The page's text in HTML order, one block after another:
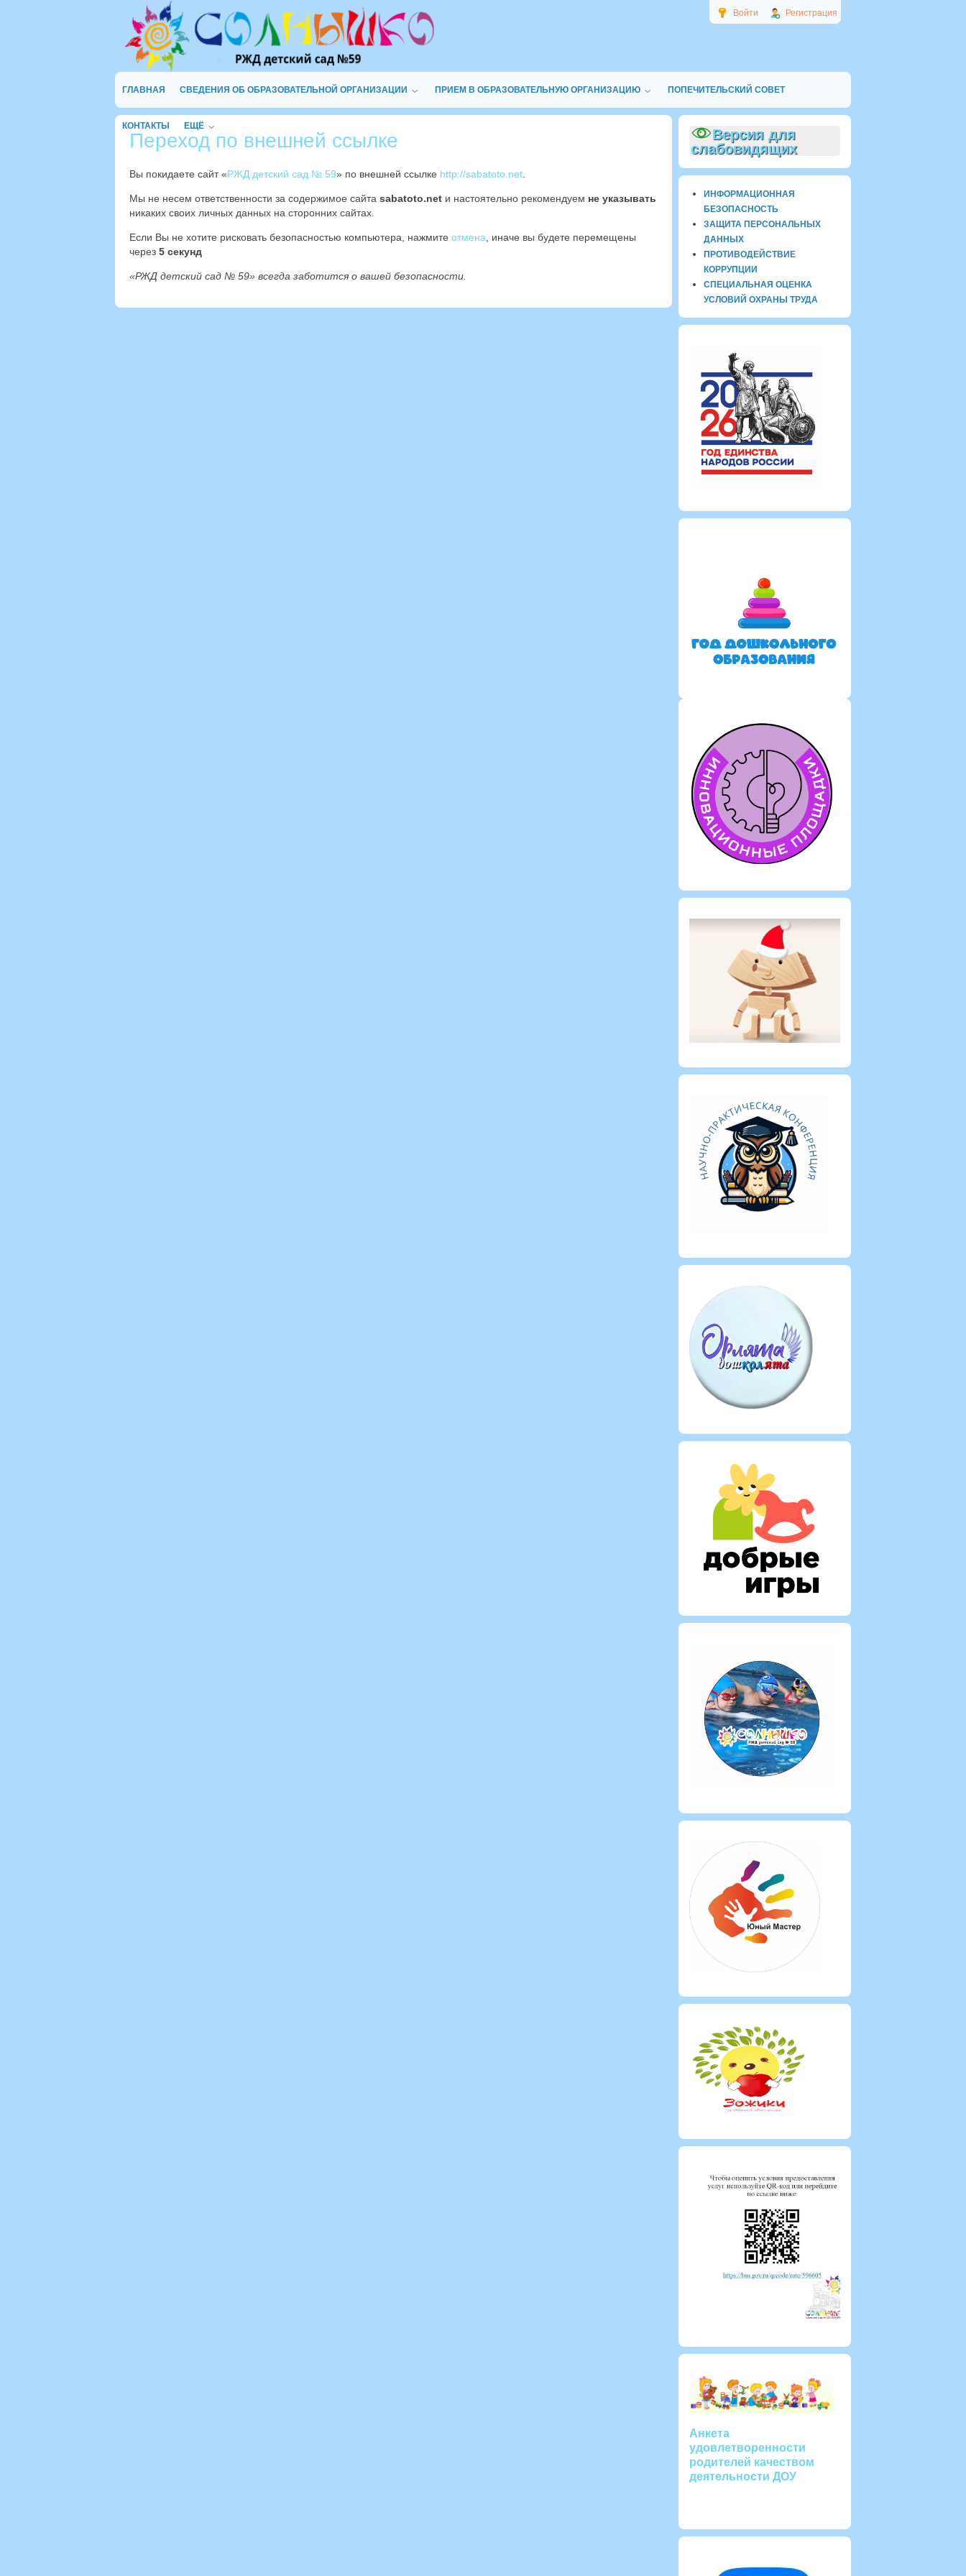
Войти Регистрация
ГЛАВНАЯ СВЕДЕНИЯ ОБ ОБРАЗОВАТЕЛЬНОЙ ОРГАНИЗАЦИИ ПРИЕМ В ОБРАЗОВАТЕЛЬНУЮ ОРГАНИЗАЦИЮ ПОПЕЧИТЕЛЬСКИЙ СОВЕТ
КОНТАКТЫ ЕЩЁ
Переход по внешней ссылке
Вы покидаете сайт «РЖД детский сад № 59» по внешней ссылке http://sabatoto.net
Мы не несем ответственности за содержимое сайта sabatoto.net и настоятельно рекомендуем не указывать
никаких своих личных данных на сторонних сайтах.
Если Вы не хотите рисковать безопасностью компьютера, нажмите отмена , иначе вы будете перемещены
через 4 секунд
«РЖД детский сад № 59» всегда заботится о вашей безопасности.
Версия для
слабовидящих
ИНФОРМАЦИОННАЯ
БЕЗОПАСНОСТЬ
ЗАЩИТА ПЕРСОНАЛЬНЫХ
ДАННЫХ
ПРОТИВОДЕЙСТВИЕ
КОРРУПЦИИ
СПЕЦИАЛЬНАЯ ОЦЕНКА
УСЛОВИЙ ОХРАНЫ ТРУДА
Анкета
удовлетворенности
родителей качеством
деятельности ДОУ